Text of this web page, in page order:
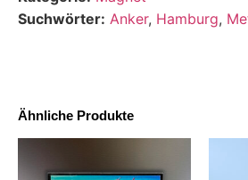
Suchwörter: Anker, Hamburg,
Ähnliche Produkte